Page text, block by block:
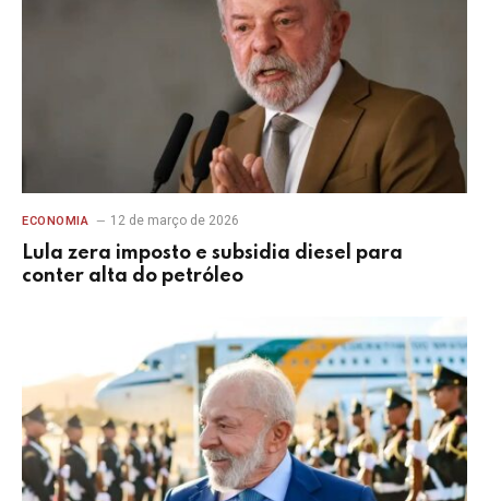
ECONOMIA 12 de março de 2026
Lula zera imposto e subsidia diesel para
conter alta do petróleo